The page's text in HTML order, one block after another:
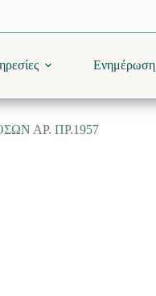
Ενημέρωση
ΑΡ. ΠΡ.1957